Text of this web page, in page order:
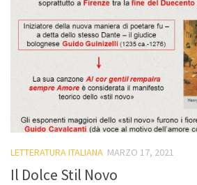
LETTERATURA ITALIANA MARZO 17, 2021
Il Dolce Stil Novo